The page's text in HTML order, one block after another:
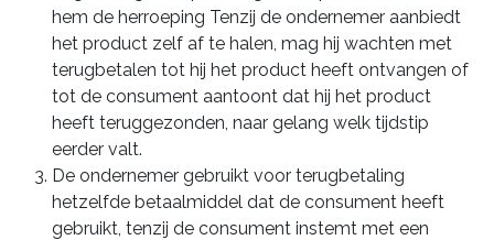
hem de herroeping Tenzij de ondernemer aanbiedt
het product zelf af te halen, mag hij wachten met
terugbetalen tot hij het product heeft ontvangen of
tot de consument aantoont dat hij het product
heeft teruggezonden, naar gelang welk tijdstip
eerder valt.
De ondernemer gebruikt voor terugbetaling
hetzelfde betaalmiddel dat de consument heeft
gebruikt, tenzij de consument instemt met een